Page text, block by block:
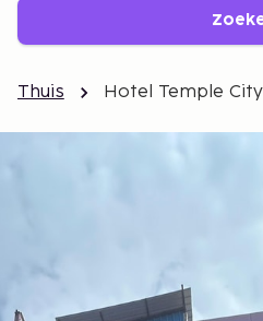
Thuis Hotel Temple